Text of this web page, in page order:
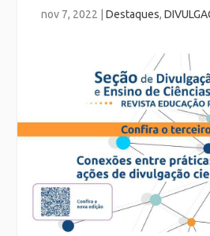
nov 7, 2022 Destaques,